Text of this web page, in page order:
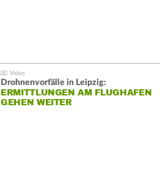
Drohnenvorfälle in Leipzig:
ERMITTLUNGEN AM FLUGHAFEN
GEHEN WEITER